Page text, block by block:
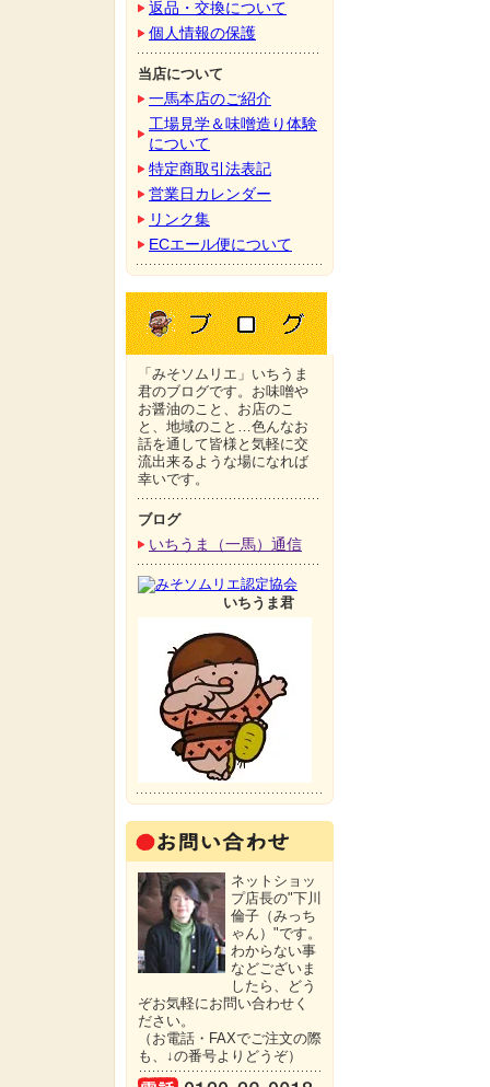
返品・交換について
個人情報の保護
当店について
一馬本店のご紹介
工場見学＆味噌造り体験
について
特定商取引法表記
営業日カレンダー
リンク集
ECエール便について
「みそソムリエ」いちうま
君のブログです。お味噌や
お醤油のこと、お店のこ
と、地域のこと…色んなお
話を通して皆様と気軽に交
流出来るような場になれば
幸いです。
ブログ
いちうま（一馬）通信
いちうま君
ネットショッ
プ店長の"下川
倫子（みっち
ゃん）"です。
わからない事
などございま
したら、どう
ぞお気軽にお問い合わせく
ださい。
（お電話・FAXでご注文の際
も、↓の番号よりどうぞ）